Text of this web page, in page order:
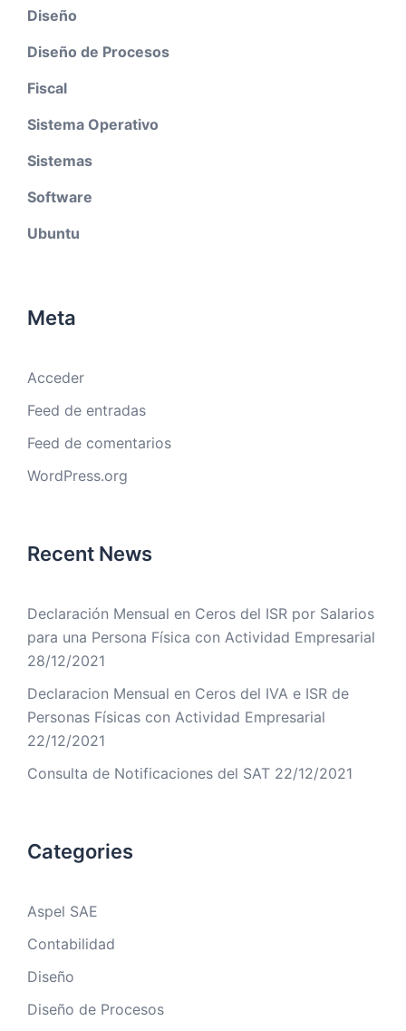
Diseño
Diseño de Procesos
Fiscal
Sistema Operativo
Sistemas
Software
Ubuntu
Meta
Acceder
Feed de entradas
Feed de comentarios
WordPress.org
Recent News
Declaración Mensual en Ceros del ISR por Salarios
para una Persona Física con Actividad Empresarial
28/12/2021
Declaracion Mensual en Ceros del IVA e ISR de
Personas Físicas con Actividad Empresarial
22/12/2021
Consulta de Notificaciones del SAT 22/12/2021
Categories
Aspel SAE
Contabilidad
Diseño
Diseño de Procesos